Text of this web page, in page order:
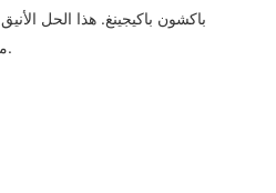
باكشون باكيجينغ. هذا الحل
منتجاتك بأسلوب أنيق واحترافي.